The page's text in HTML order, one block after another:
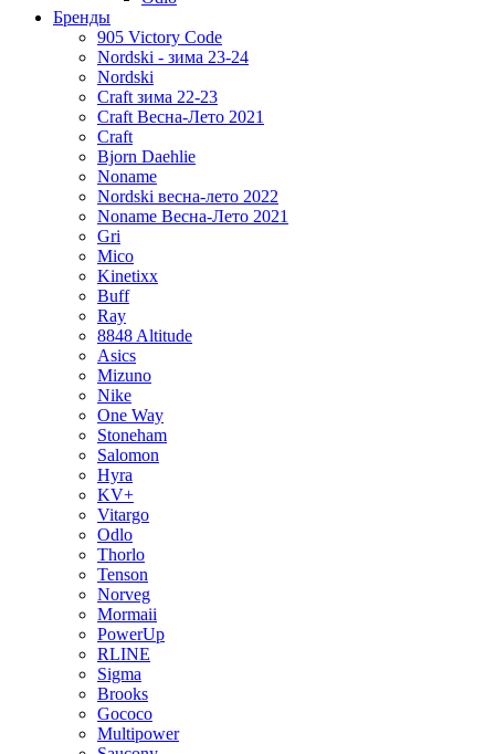
Бренды
905 Victory Code
Nordski - зима 23-24
Nordski
Craft зима 22-23
Craft Весна-Лето 2021
Craft
Bjorn Daehlie
Noname
Nordski весна-лето 2022
Noname Весна-Лето 2021
Gri
Mico
Kinetixx
Buff
Ray
8848 Altitude
Asics
Mizuno
Nike
One Way
Stoneham
Salomon
Hyra
KV+
Vitargo
Odlo
Thorlo
Tenson
Norveg
Mormaii
PowerUp
RLINE
Sigma
Brooks
Gococo
Multipower